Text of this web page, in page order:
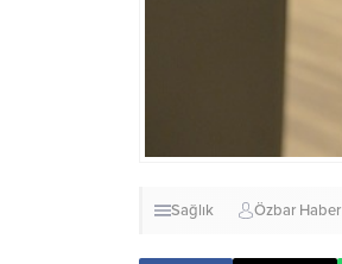
Sağlık Özbar Haber